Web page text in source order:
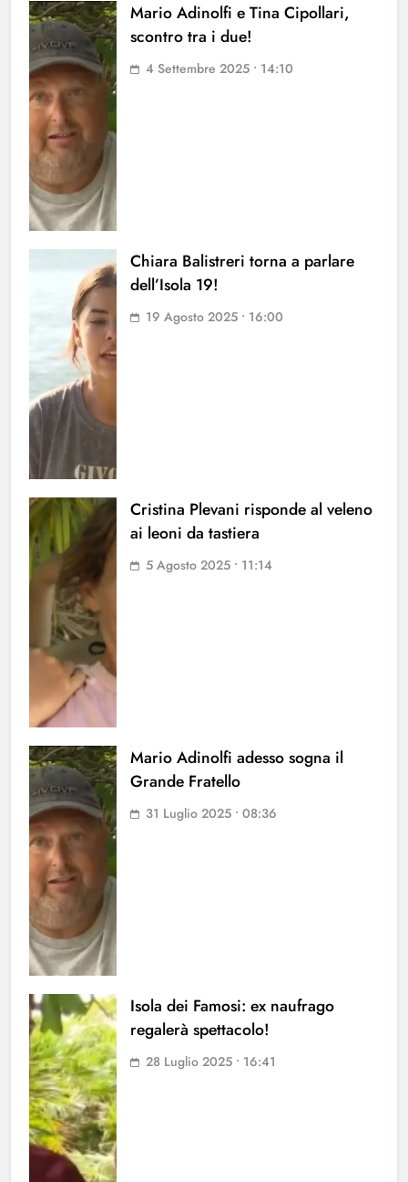
Mario Adinolfi e Tina Cipollari,
scontro tra i due!
4 Settembre 2025 • 14:10
Chiara Balistreri torna a parlare
dell’Isola 19!
19 Agosto 2025 • 16:00
Cristina Plevani risponde al veleno
ai leoni da tastiera
5 Agosto 2025 • 11:14
Mario Adinolfi adesso sogna il
Grande Fratello
31 Luglio 2025 • 08:36
Isola dei Famosi: ex naufrago
regalerà spettacolo!
28 Luglio 2025 • 16:41